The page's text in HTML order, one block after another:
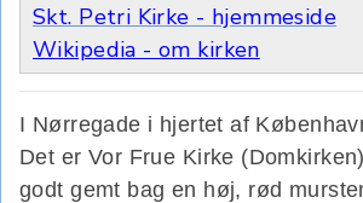
Skt. Petri Kirke - hjemmeside
Wikipedia - om kirken
I Nørregade i hjertet af
Det er Vor Frue Kirke
godt gemt bag en høj, rød